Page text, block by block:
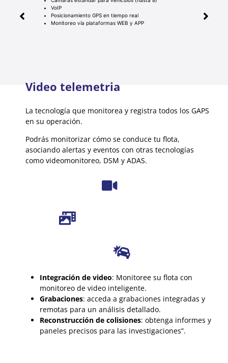
VoIP
Posicionamiento GPS en tiempo real
Monitoreo vía plataformas WEB y APP
Video telemetria
La tecnología que monitorea y registra todos los GAPS
en su operación.
Podrás monitorizar cómo se conduce tu flota,
asociando alertas y eventos con otras tecnologías
como videomonitoreo, DSM y ADAS.
Integración de video: Monitoree su flota con
monitoreo de video inteligente.
Grabaciones: acceda a grabaciones integradas y
remotas para un análisis detallado.
Reconstrucción de colisiones: obtenga informes y
paneles precisos para las investigaciones”.